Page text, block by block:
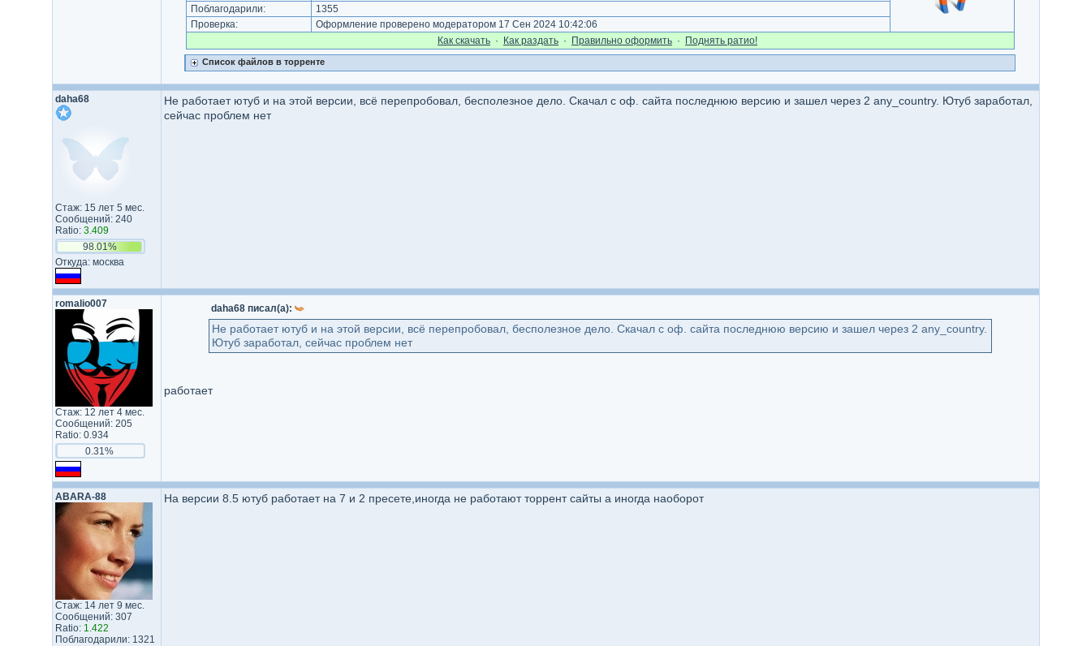
Поблагодарили:
1355
Проверка:
Оформление проверено модератором 17 Сен 2024 10:42:06
Как cкачать · Как раздать · Правильно оформить · Поднять ратио!
Список файлов в торренте
daha68
Стаж: 15 лет 5 мес.
Сообщений: 240
Ratio: 3.409
98.01%
Откуда: москва
Не работает ютуб и на этой версии, всё перепробовал, бесполезное дело. Скачал с оф. сайта последнюю версию и зашел через 2 any_country. Ютуб заработал,
сейчас проблем нет
romalio007
Стаж: 12 лет 4 мес.
Сообщений: 205
Ratio: 0.934
0.31%
daha68 писал(а):
Не работает ютуб и на этой версии, всё перепробовал, бесполезное дело. Скачал с оф. сайта последнюю версию и зашел через 2 any_country.
Ютуб заработал, сейчас проблем нет
работает
ABARA-88
Стаж: 14 лет 9 мес.
Сообщений: 307
Ratio: 1.422
Поблагодарили: 1321
На версии 8.5 ютуб работает на 7 и 2 пресете,иногда не работают торрент сайты а иногда наоборот